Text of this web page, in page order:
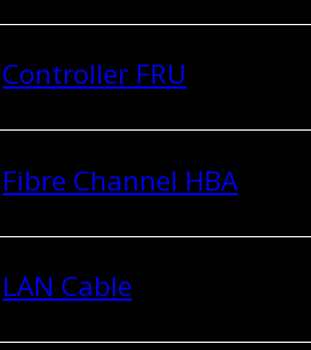
Controller FRU
Fibre Channel HBA
LAN Cable